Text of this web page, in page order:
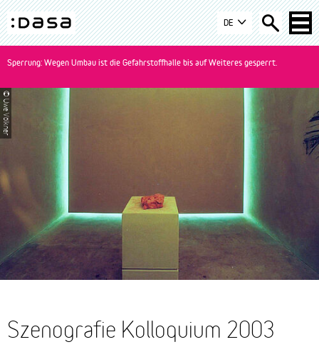
Zur
Navigation
springen
Zum
Inhalt
springen
Zur
Suche
springen
DASA
-
Startseite
DE
Sperrung: Wegen Umbau ist die Gefahrstoffhalle bis auf Weiteres gesperrt.
© Uwe Völkner
Szenografie Kolloquium 2003